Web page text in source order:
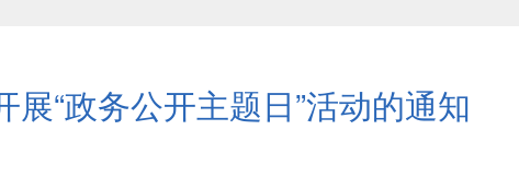
“政务公开主题日”活动的通知